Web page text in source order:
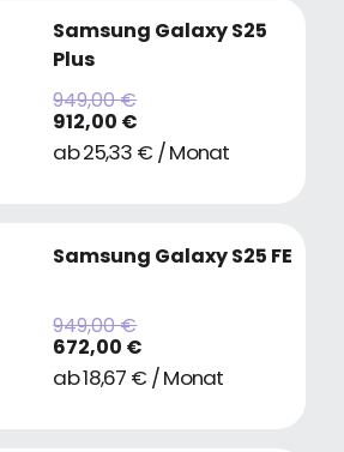
Samsung Galaxy S25
Plus
949,00 €
912,00 €
ab 25,33 € / Monat
Samsung Galaxy S25 FE
949,00 €
672,00 €
ab 18,67 € / Monat